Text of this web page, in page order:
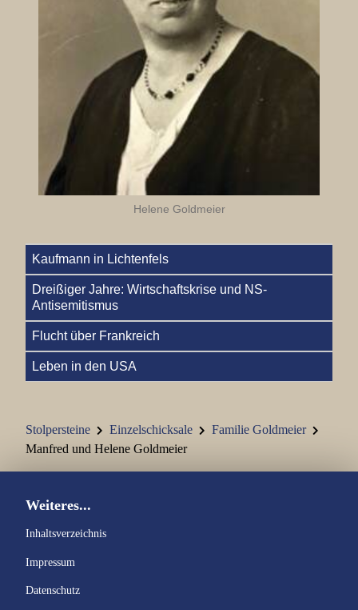
Stolpersteine Einzelschicksale
Familie Goldmeier
Manfred und Helene Goldmeier
Helene Goldmeier
Kaufmann in Lichtenfels
Dreißiger Jahre: Wirtschaftskrise und NS-
Antisemitismus
Flucht über Frankreich
Leben in den USA
Weiteres...
Inhaltsverzeichnis
Impressum
Datenschutz